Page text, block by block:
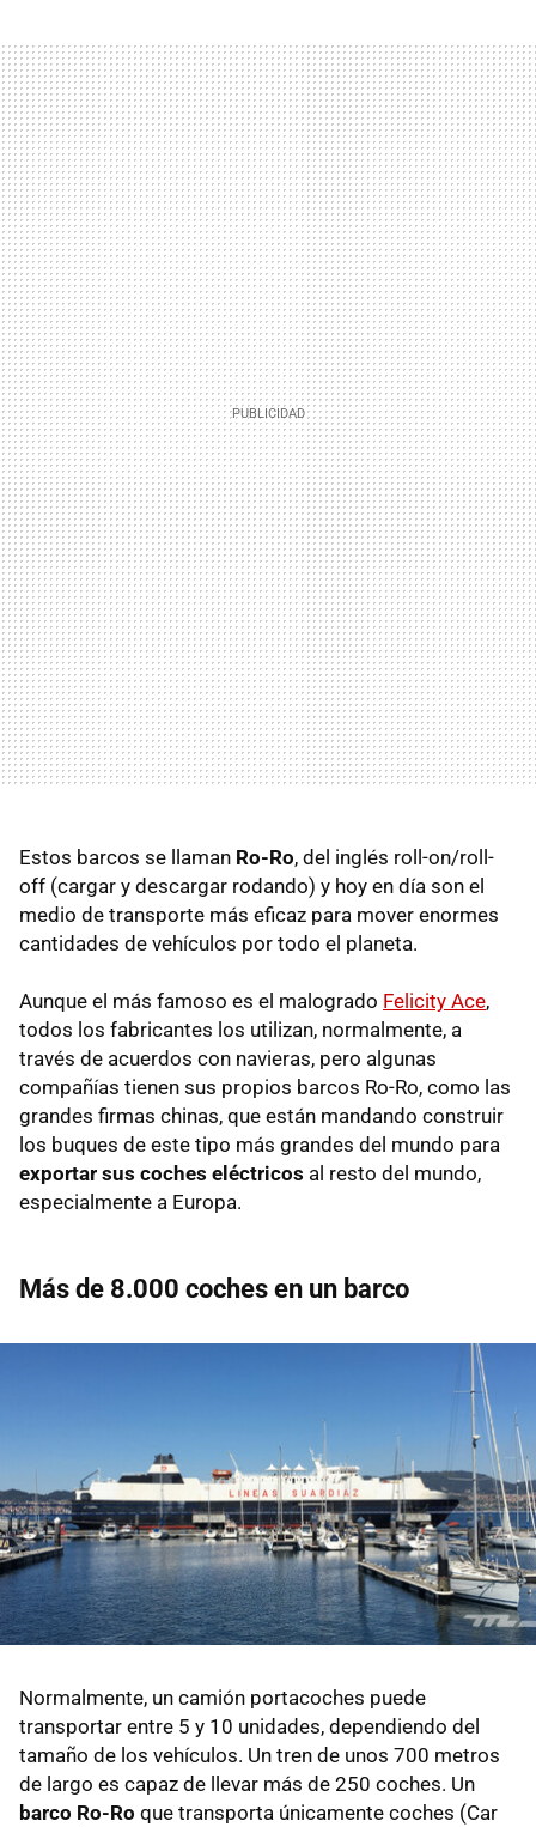
Estos barcos se llaman Ro-Ro, del inglés roll-on/roll-
off (cargar y descargar rodando) y hoy en día son el
medio de transporte más eficaz para mover enormes
cantidades de vehículos por todo el planeta.
Aunque el más famoso es el malogrado Felicity Ace,
todos los fabricantes los utilizan, normalmente, a
través de acuerdos con navieras, pero algunas
compañías tienen sus propios barcos Ro-Ro, como las
grandes firmas chinas, que están mandando construir
los buques de este tipo más grandes del mundo para
exportar sus coches eléctricos al resto del mundo,
especialmente a Europa.
Más de 8.000 coches en un barco
Normalmente, un camión portacoches puede
transportar entre 5 y 10 unidades, dependiendo del
tamaño de los vehículos. Un tren de unos 700 metros
de largo es capaz de llevar más de 250 coches. Un
barco Ro-Ro que transporta únicamente coches (Car